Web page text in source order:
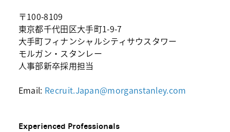
〒100-8109
東京都千代田区大手町1-9-7
大手町フィナンシャルシティサウスタワー
モルガン・スタンレー
人事部新卒採用担当
Email: Recruit.Japan@morganstanley.com
Experienced Professionals